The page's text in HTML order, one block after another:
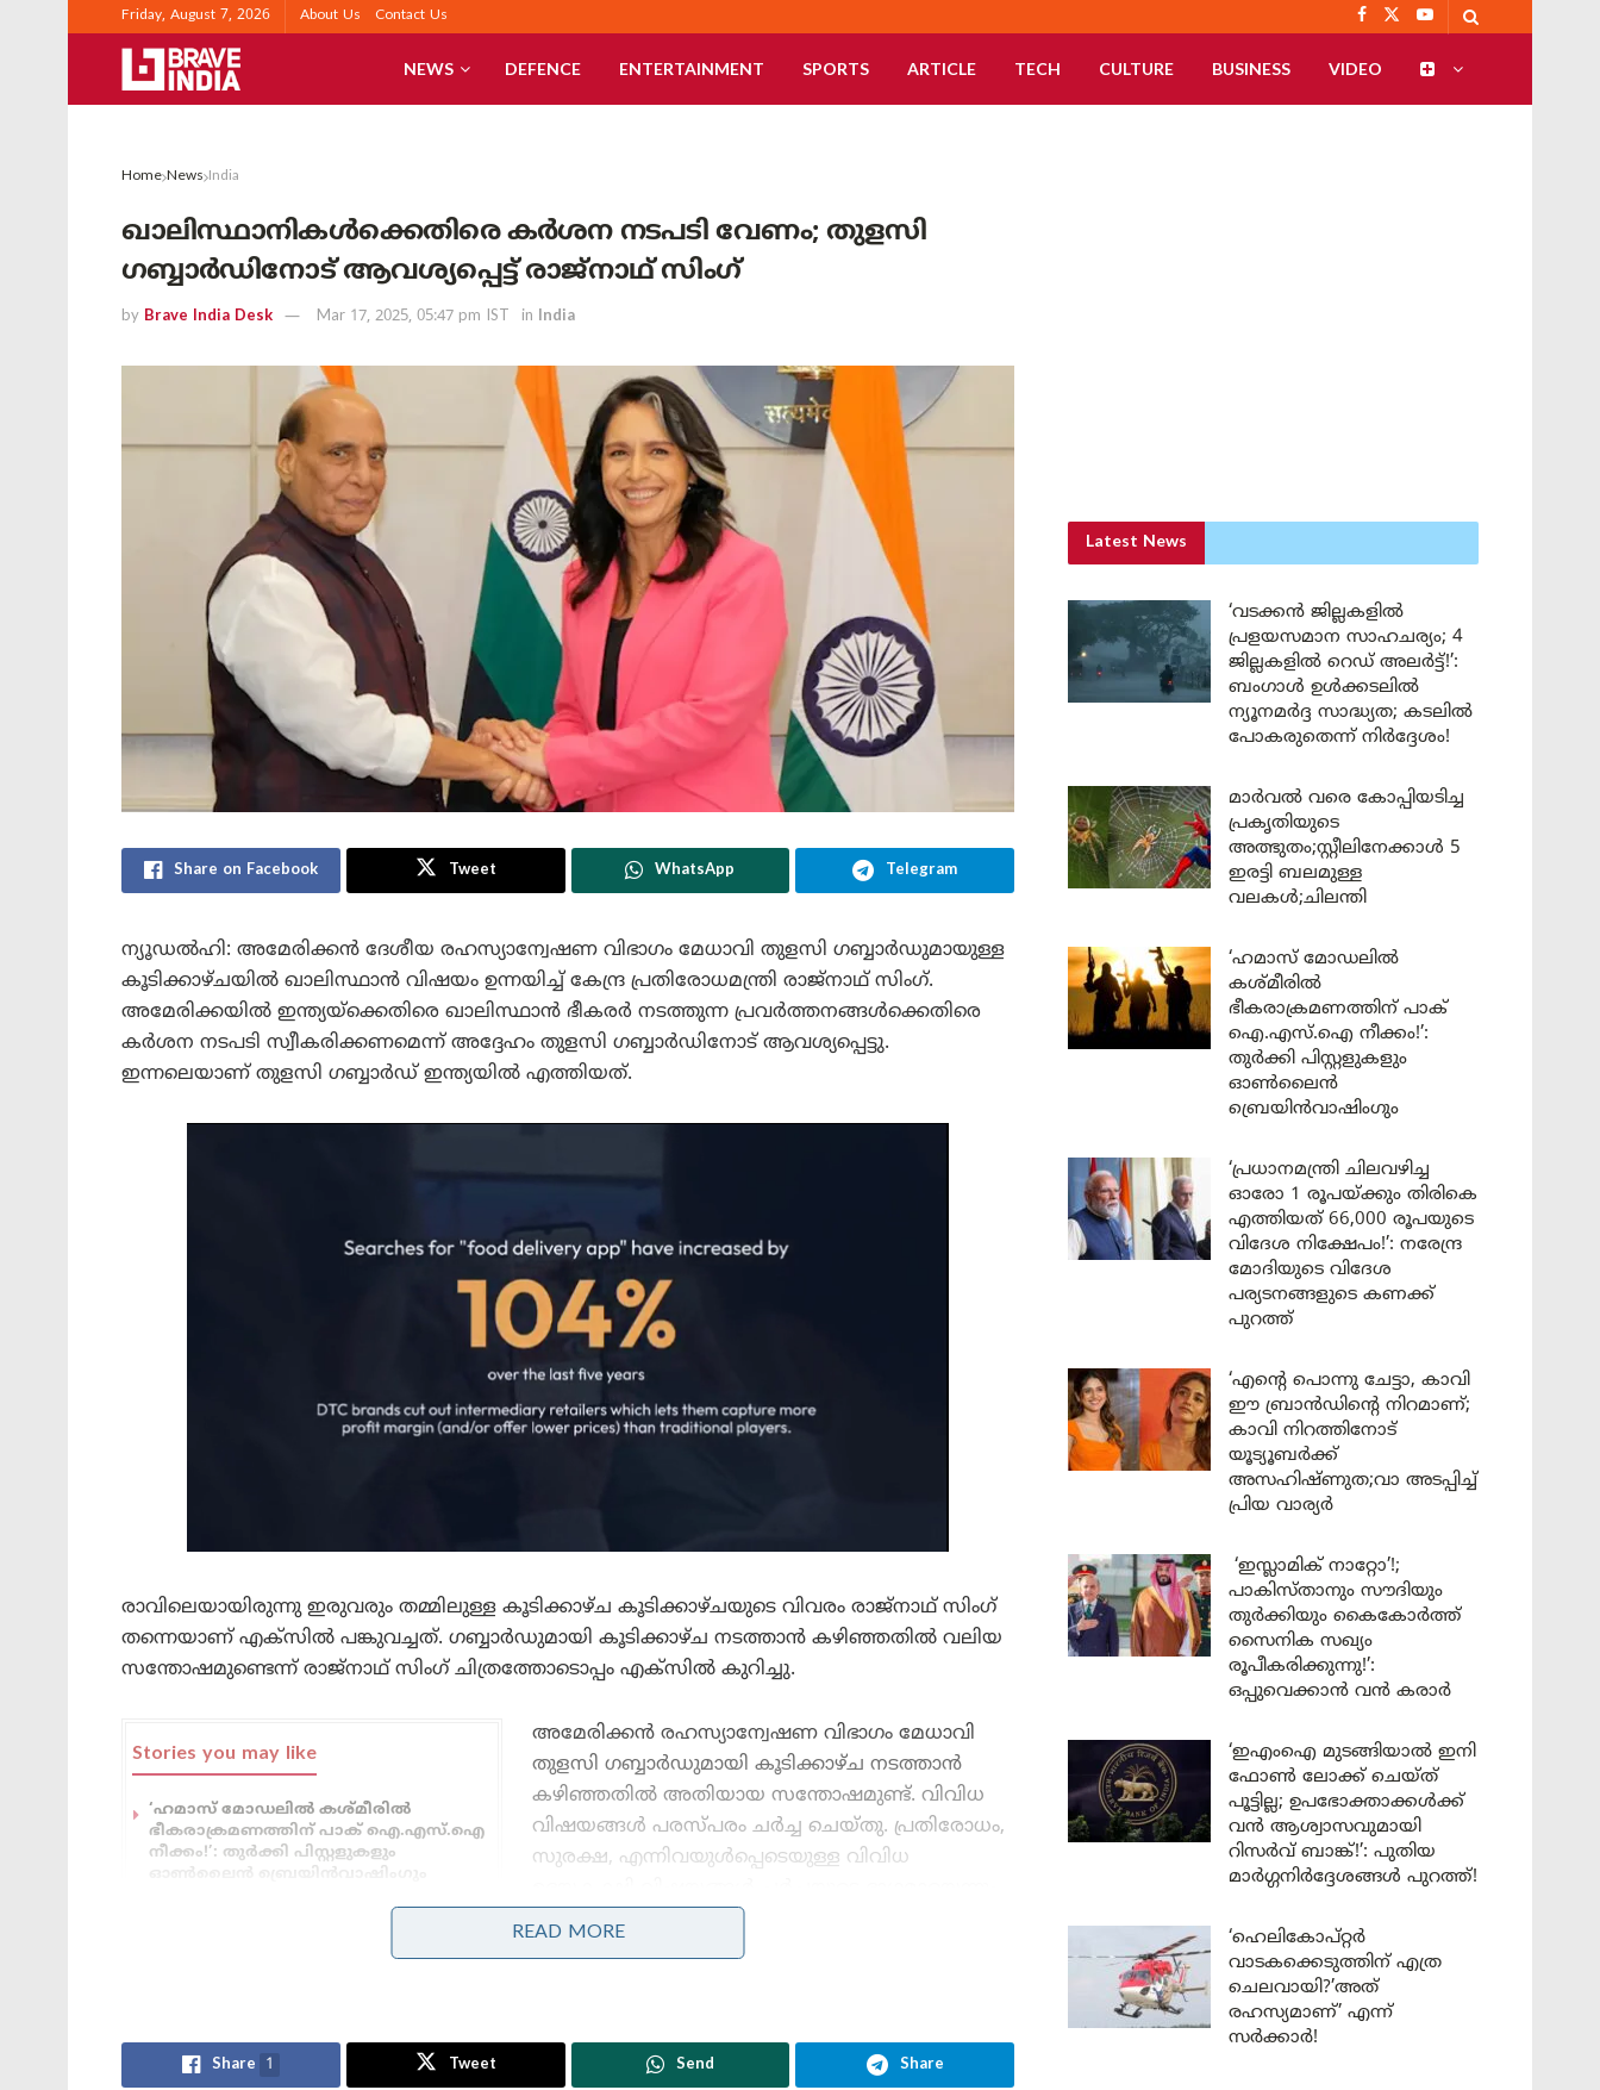
Friday, August 7, 2026 About Us Contact Us
NEWS DEFENCE ENTERTAINMENT SPORTS ARTICLE TECH CULTURE BUSINESS VIDEO
Home News India
ഖാലിസ്ഥാനികൾക്കെതിരെ കർശന നടപടി വേണം; തുളസി
ഗബ്ബാർഡിനോട് ആവശ്യപ്പെട്ട് രാജ്‌നാഥ് സിംഗ്
by Brave India Desk Mar 17, 2025, 05:47 pm IST in India
Share on Facebook Tweet WhatsApp Telegram
ന്യൂഡൽഹി: അമേരിക്കൻ ദേശീയ രഹസ്യാന്വേഷണ വിഭാഗം മേധാവി തുളസി ഗബ്ബാർഡുമായുള്ള
കൂടിക്കാഴ്ചയിൽ ഖാലിസ്ഥാൻ വിഷയം ഉന്നയിച്ച് കേന്ദ്ര പ്രതിരോധമന്ത്രി രാജ്‌നാഥ് സിംഗ്.
അമേരിക്കയിൽ ഇന്ത്യയ്‌ക്കെതിരെ ഖാലിസ്ഥാൻ ഭീകരർ നടത്തുന്ന പ്രവർത്തനങ്ങൾക്കെതിരെ
കർശന നടപടി സ്വീകരിക്കണമെന്ന് അദ്ദേഹം തുളസി ഗബ്ബാർഡിനോട് ആവശ്യപ്പെട്ടു.
ഇന്നലെയാണ് തുളസി ഗബ്ബാർഡ് ഇന്ത്യയിൽ എത്തിയത്.
രാവിലെയായിരുന്നു ഇരുവരും തമ്മിലുള്ള കൂടിക്കാഴ്ച കൂടിക്കാഴ്ചയുടെ വിവരം രാജ്‌നാഥ് സിംഗ്
തന്നെയാണ് എക്‌സിൽ പങ്കുവച്ചത്. ഗബ്ബാർഡുമായി കൂടിക്കാഴ്ച നടത്താൻ കഴിഞ്ഞതിൽ വലിയ
സന്തോഷമുണ്ടെന്ന് രാജ്‌നാഥ് സിംഗ് ചിത്രത്തോടൊപ്പം എക്‌സിൽ കുറിച്ചു.
Stories you may like
‘ഹമാസ് മോഡലിൽ കശ്മീരിൽ
ഭീകരാക്രമണത്തിന് പാക് ഐ.എസ്.ഐ
നീക്കം!’: തുർക്കി പിസ്റ്റളുകളും
ഓൺലൈൻ ബ്രെയിൻവാഷിംഗും
‘പ്രധാനമന്ത്രി ചിലവഴിച്ച ഓരോ 1
രൂപയുടെ വിദേശ നിക്ഷേപം!’: നരേന്ദ്ര
അമേരിക്കൻ രഹസ്യാന്വേഷണ വിഭാഗം മേധാവി
തുളസി ഗബ്ബാർഡുമായി കൂടിക്കാഴ്ച നടത്താൻ
കഴിഞ്ഞതിൽ അതിയായ സന്തോഷമുണ്ട്. വിവിധ
വിഷയങ്ങൾ പരസ്പരം ചർച്ച ചെയ്തു. പ്രതിരോധം,
സുരക്ഷ, എന്നിവയുൾപ്പെടെയുള്ള വിവിധ
അദ്ദേഹം പറഞ്ഞു.
ബന്ധപ്പെട്ട് കഴിഞ്ഞ നവംബറിൽ നിഖിൽ
ഗുപ്തയെന്ന ഇന്ത്യക്കാരനെ അമേരിക്ക അറസ്റ്റ് ചെയ്തിരുന്നു. ഇതുമായി ബന്ധപ്പെട്ടു ഇരുവരും
READ MORE
Share 1 Tweet Send Share
Latest News
‘വടക്കൻ ജില്ലകളിൽ
പ്രളയസമാന സാഹചര്യം; 4
ജില്ലകളിൽ റെഡ് അലർട്ട്!’:
ബംഗാൾ ഉൾക്കടലിൽ
ന്യൂനമർദ്ദ സാദ്ധ്യത; കടലിൽ
പോകരുതെന്ന് നിർദ്ദേശം!
മാർവൽ വരെ കോപ്പിയടിച്ച
പ്രകൃതിയുടെ
അത്ഭുതം;സ്റ്റീലിനേക്കാൾ 5
ഇരട്ടി ബലമുള്ള
വലകൾ;ചിലന്തി
‘ഹമാസ് മോഡലിൽ
കശ്മീരിൽ
ഭീകരാക്രമണത്തിന് പാക്
ഐ.എസ്.ഐ നീക്കം!’:
തുർക്കി പിസ്റ്റളുകളും
ഓൺലൈൻ
ബ്രെയിൻവാഷിംഗും
‘പ്രധാനമന്ത്രി ചിലവഴിച്ച
ഓരോ 1 രൂപയ്ക്കും തിരികെ
എത്തിയത് 66,000 രൂപയുടെ
വിദേശ നിക്ഷേപം!’: നരേന്ദ്ര
മോദിയുടെ വിദേശ
പര്യടനങ്ങളുടെ കണക്ക്
പുറത്ത്
‘എന്റെ പൊന്നു ചേട്ടാ, കാവി
ഈ ബ്രാൻഡിന്റെ നിറമാണ്;
കാവി നിറത്തിനോട്
യൂട്യൂബർക്ക്
അസഹിഷ്ണുത;വാ അടപ്പിച്ച്
പ്രിയ വാര്യർ
‘ഇസ്ലാമിക് നാറ്റോ’!;
പാകിസ്താനും സൗദിയും
തുർക്കിയും കൈകോർത്ത്
സൈനിക സഖ്യം
രൂപീകരിക്കുന്നു!’:
ഒപ്പുവെക്കാൻ വൻ കരാർ
‘ഇഎംഐ മുടങ്ങിയാൽ ഇനി
ഫോൺ ലോക്ക് ചെയ്ത്
പൂട്ടില്ല; ഉപഭോക്താക്കൾക്ക്
വൻ ആശ്വാസവുമായി
റിസർവ് ബാങ്ക്!’: പുതിയ
മാർഗ്ഗനിർദ്ദേശങ്ങൾ പുറത്ത്!
‘ഹെലികോപ്റ്റർ
വാടകക്കെടുത്തിന് എത്ര
ചെലവായി?’അത്
രഹസ്യമാണ്’ എന്ന്
സർക്കാർ!